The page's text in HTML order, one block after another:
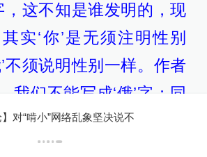
，这不知是谁发明的，现
实‘你’是无须注明性别
不须说明性别一样。作者
我们不能写成‘俄’字；同
女性，也不能写成一
道更多